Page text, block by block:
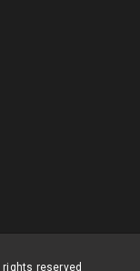
reserved